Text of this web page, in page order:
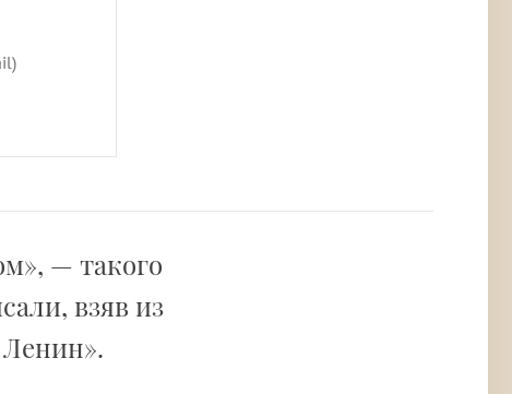
— такого
взяв из